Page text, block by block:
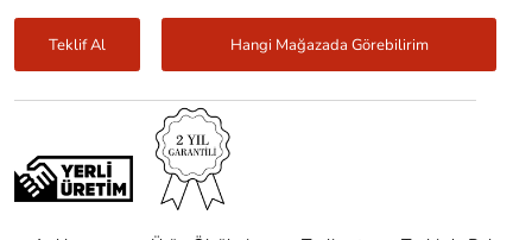
Teklif Al Hangi Mağazada Görebilirim